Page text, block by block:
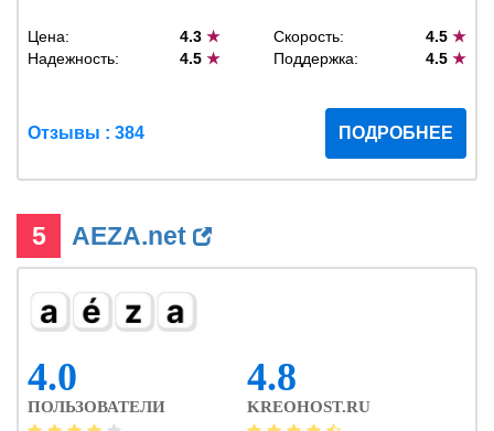
Цена: 4.3★ Скорость: 4.5 ★
Надежность:
4.5★ Поддержка: 4.5 ★
Отзывы : 384 ПОДРОБНЕЕ
5 AEZA.net
4.0
ПОЛЬЗОВАТЕЛИ
4.8
KREOHOST.RU